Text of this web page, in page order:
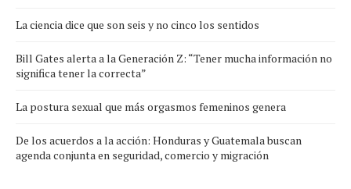
La ciencia dice que son seis y no cinco los sentidos
Bill Gates alerta a la Generación Z: “Tener mucha información no
significa tener la correcta”
La postura sexual que más orgasmos femeninos genera
De los acuerdos a la acción: Honduras y Guatemala buscan
agenda conjunta en seguridad, comercio y migración